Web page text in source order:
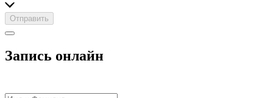
Отправить
Запись онлайн